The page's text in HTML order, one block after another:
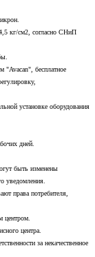
кг/см2, согласно СНиП
"Avacan", бесплатное
установке оборудования
дней.
быть изменены
уведомления.
права потребителя,
центром.
центра.
за некачественное